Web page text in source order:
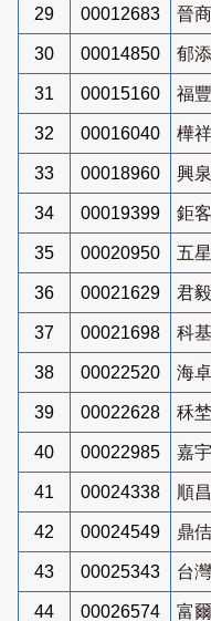
29 00012683 晉
30 00014850 郁
31 00015160 福
32 00016040 樺
33 00018960 興
34 00019399 鉅
35 00020950 五
36 00021629 君
37 00021698 科
38 00022520 海
39 00022628 秝
40 00022985 嘉
41 00024338 順
42 00024549 鼎
43 00025343 台
44 00026574 富